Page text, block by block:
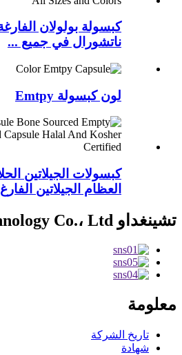
كبسولة بولولان
ناتشورال في جميع ...
لون كبسولة Emtpy
كبسولات الجيلاتين
العظام الجيلاتين
تشينغداو Yiqing Biotechnology Co.، Ltd.
معلومة
تاريخ الشركة
شهادة